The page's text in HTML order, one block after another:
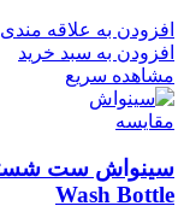
افزودن به علاقه مندی
افزودن به سبد خرید
مشاهده سریع
مقایسه
Wash Bottle